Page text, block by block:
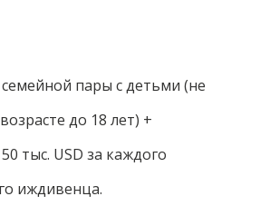
семейной пары с детьми (не
до 18 лет) +
тыс. USD за каждого
иждивенца.